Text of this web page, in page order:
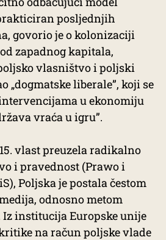
posljednjih
govorio je o kolonizaciji
zapadnog kapitala,
vlasništvo i poljski
„dogmatske liberale”, koji se
u ekonomiju
vraća u igru”.
vlast preuzela radikalno
i pravednost (Prawo i
Poljska je postala čestom
odnosno metom
institucija Europske unije
na račun poljske vlade